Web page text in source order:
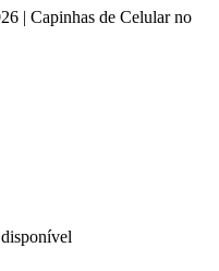
| Capinhas de Celular no